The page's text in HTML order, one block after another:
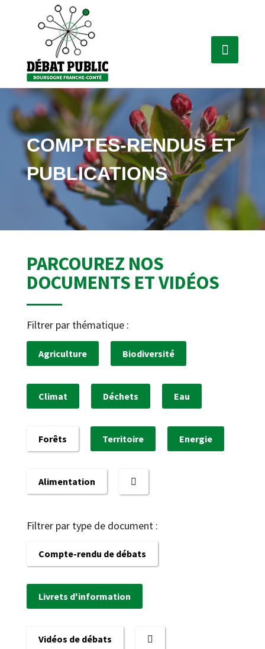
COMPTES-RENDUS ET
PUBLICATIONS
PARCOUREZ NOS
DOCUMENTS ET VIDÉOS
Filtrer par thématique :
Agriculture Biodiversité
Climat Déchets Eau
Forêts Territoire Energie
Alimentation
Filtrer par type de document :
Compte-rendu de débats
Livrets d'information
Vidéos de débats